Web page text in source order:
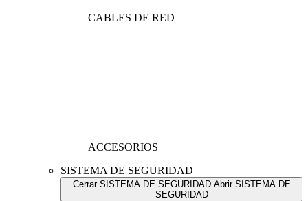
CABLES DE RED
ACCESORIOS
SISTEMA DE SEGURIDAD
Cerrar SISTEMA DE SEGURIDAD Abrir SISTEMA DE
SEGURIDAD